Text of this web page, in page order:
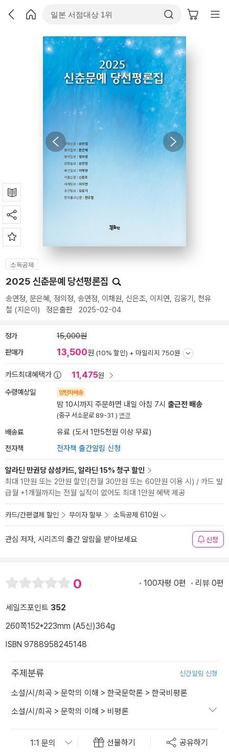
소득공제
2025 신춘문예 당선평론집
송연정, 문은혜 , 정의정, 송연정, 이채원, 신은조, 이지연, 김웅기 , 천유
철 (지은이) 정은출판 2025-02-04
정가 15,000원
판매가 13,500원 (10% 할인) + 마일리지 750원
카드최대혜택가 11,475원
수령예상일 양탄자배송
밤 10시까지 주문하면 내일 아침 7시 출근전 배송
(중구 서소문로 89-31 ) 변경
배송료 유료 (도서 1만5천원 이상 무료)
전자책 전자책 출간알림 신청
알라딘 만권당 삼성카드, 알라딘 15% 청구 할인
최대 1만원 또는 2만원 할인(전월 30만원 또는 60만원 이용 시) / 카드 발
급월 +1개월까지는 전월 실적이 없어도 최대 1만원 혜택 제공
카드/간편결제 할인 무이자 할부 소득공제 610원
관심 저자, 시리즈의 출간 알림을 받아보세요 신청
0 100자평 0편 리뷰 0편
세일즈포인트 352
260쪽152*223mm (A5신)364g
ISBN 9788958245148
주제분류 신간알림 신청
소설/시/희곡 > 문학의 이해 > 한국문학론 > 한국비평론
소설/시/희곡 > 문학의 이해 > 비평론
선물하기 공유하기